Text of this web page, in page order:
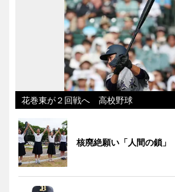
花巻東が２回戦へ 高校野球
核廃絶願い「人間の鎖」